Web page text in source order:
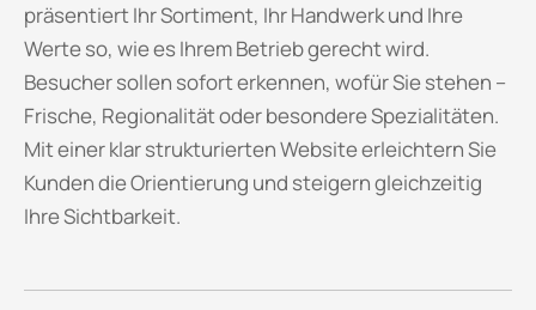
präsentiert Ihr Sortiment, Ihr Handwerk und Ihre
Werte so, wie es Ihrem Betrieb gerecht wird.
Besucher sollen sofort erkennen, wofür Sie stehen –
Frische, Regionalität oder besondere Spezialitäten.
Mit einer klar strukturierten Website erleichtern Sie
Kunden die Orientierung und steigern gleichzeitig
Ihre Sichtbarkeit.